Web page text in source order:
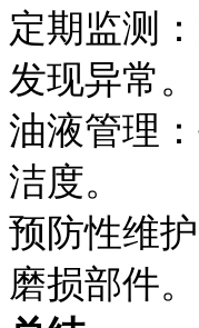
定期监测
发现异常。
油液管理
洁度。
预防性维
磨损部件。